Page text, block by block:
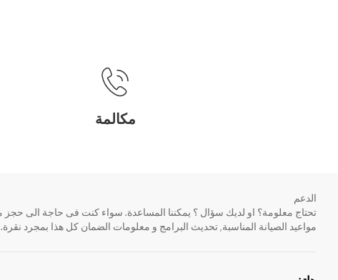
مكالمة
الدعم
مواعيد الصيانة المناسبة, تحديث البرامج و معلومات الضمان كل هذا بمجرد نقرة.